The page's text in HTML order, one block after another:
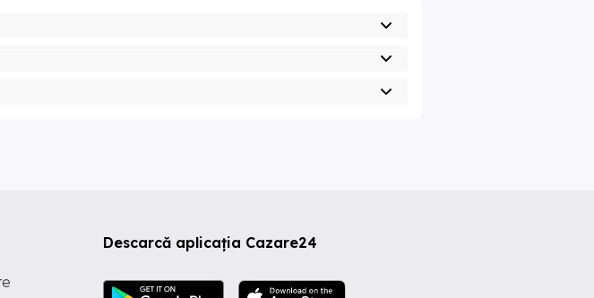
Descarcă aplicația Cazare24